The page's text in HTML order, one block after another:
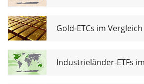
Gold-ETCs im Vergleich
Industrieländer-ETFs